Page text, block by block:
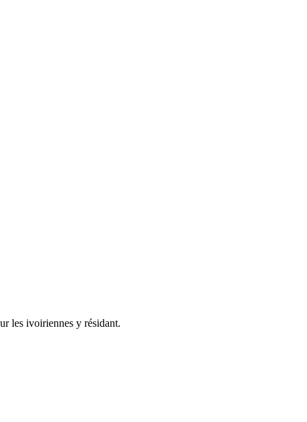
les ivoiriennes y résidant.